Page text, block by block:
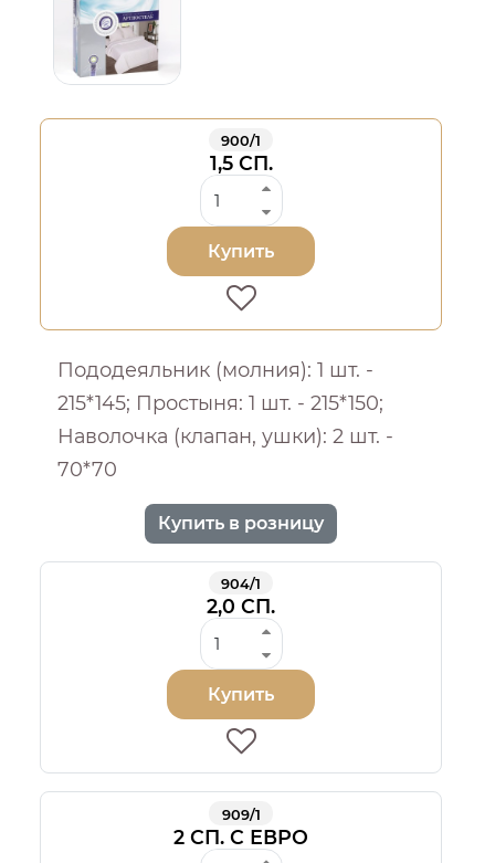
900/1
1,5 СП.
Купить
Пододеяльник (молния): 1 шт. -
215*145; Простыня: 1 шт. - 215*150;
Наволочка (клапан, ушки): 2 шт. -
70*70
Купить в розницу
904/1
2,0 СП.
Купить
909/1
2 СП. С ЕВРО